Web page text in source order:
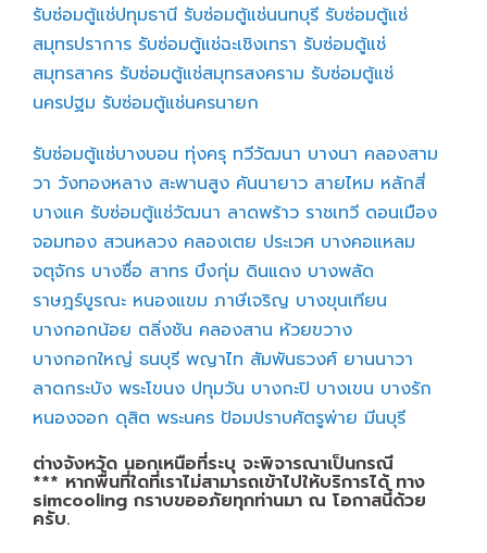
รับซ่อมตู้แช่ปทุมธานี รับซ่อมตู้แช่นนทบุรี รับซ่อมตู้แช่
สมุทรปราการ รับซ่อมตู้แช่ฉะเชิงเทรา รับซ่อมตู้แช่
สมุทรสาคร รับซ่อมตู้แช่สมุทรสงคราม รับซ่อมตู้แช่
นครปฐม รับซ่อมตู้แช่นครนายก
รับซ่อมตู้แช่บางบอน ทุ่งครุ ทวีวัฒนา บางนา คลองสาม
วา วังทองหลาง สะพานสูง คันนายาว สายไหม หลักสี่
บางแค รับซ่อมตู้แช่วัฒนา ลาดพร้าว ราชเทวี ดอนเมือง
จอมทอง สวนหลวง คลองเตย ประเวศ บางคอแหลม
จตุจักร บางซื่อ สาทร บึงกุ่ม ดินแดง บางพลัด
ราษฎร์บูรณะ หนองแขม ภาษีเจริญ บางขุนเทียน
บางกอกน้อย ตลิ่งชัน คลองสาน ห้วยขวาง
บางกอกใหญ่ ธนบุรี พญาไท สัมพันธวงศ์ ยานนาวา
ลาดกระบัง พระโขนง ปทุมวัน บางกะปิ บางเขน บางรัก
หนองจอก ดุสิต พระนคร ป้อมปราบศัตรูพ่าย มีนบุรี
ต่างจังหวัด นอกเหนือที่ระบุ จะพิจารณาเป็นกรณี
*** หากพื้นที่ใดที่เราไม่สามารถเข้าไปให้บริการได้ ทาง
simcooling กราบขออภัยทุกท่านมา ณ โอกาสนี้ด้วย
ครับ.